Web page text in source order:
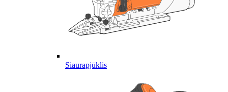
Siaurapjūklis